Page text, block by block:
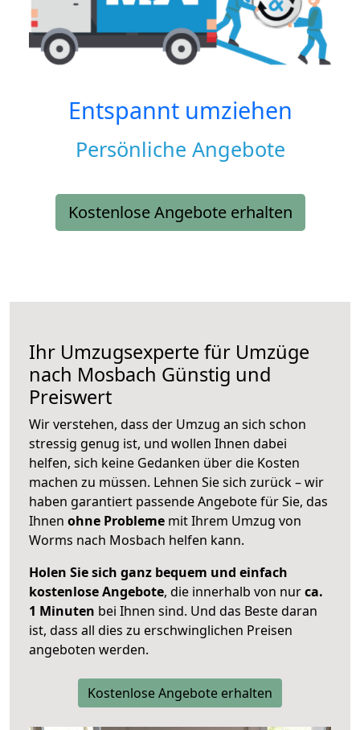
Entspannt umziehen
Persönliche Angebote
Kostenlose Angebote erhalten
Ihr Umzugsexperte für Umzüge
nach Mosbach Günstig und
Preiswert
Wir verstehen, dass der Umzug an sich schon
stressig genug ist, und wollen Ihnen dabei
helfen, sich keine Gedanken über die Kosten
machen zu müssen. Lehnen Sie sich zurück – wir
haben garantiert passende Angebote für Sie, das
Ihnen ohne Probleme mit Ihrem Umzug von
Worms nach Mosbach helfen kann.
Holen Sie sich ganz bequem und einfach
kostenlose Angebote, die innerhalb von nurca.
1 Minuten bei Ihnen sind. Und das Beste daran
ist, dass all dies zu erschwinglichen Preisen
angeboten werden.
Kostenlose Angebote erhalten